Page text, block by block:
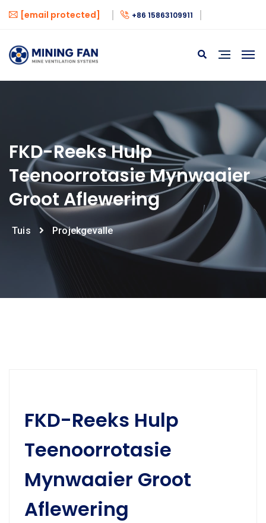
[email protected] +86 15863109911
FKD-Reeks Hulp
Teenoorrotasie Mynwaaier
Groot Aflewering
Tuis Projekgevalle
FKD-Reeks Hulp
Teenoorrotasie
Mynwaaier Groot
Aflewering